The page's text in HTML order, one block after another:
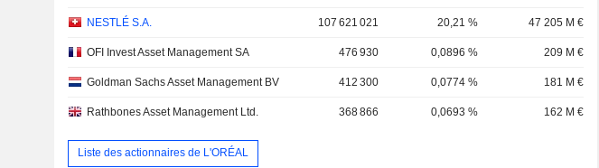
NESTLÉ S.A. 107 621 021 20,21 % 47 205 M €
OFI Invest Asset Management SA 476 930 0,0896 % 209 M €
Goldman Sachs Asset Management BV 412 300 0,0774 % 181 M €
Rathbones Asset Management Ltd. 368 866 0,0693 % 162 M €
Liste des actionnaires de L'ORÉAL